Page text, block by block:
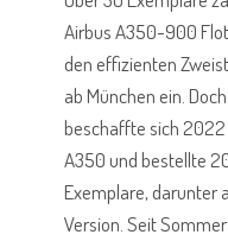
Airbus A350-900
den effizienten
ab München ein.
beschaffte sich 2022
A350 und bestellte
Exemplare, darunter
Version. Seit